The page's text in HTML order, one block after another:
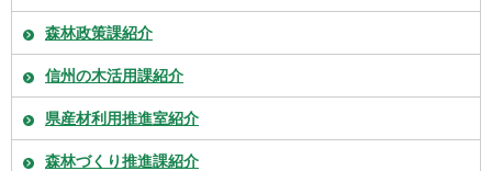
森林政策課紹介
信州の木活用課紹介
県産材利用推進室紹介
森林づくり推進課紹介